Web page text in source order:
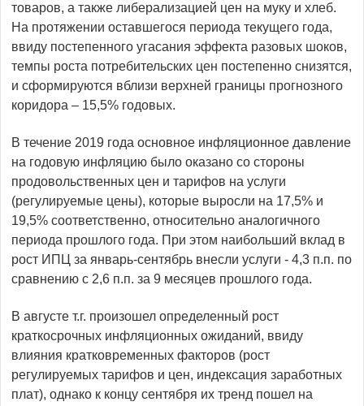
товаров, а также либерализацией цен на муку и хлеб.
На протяжении оставшегося периода текущего года,
ввиду постепенного угасания эффекта разовых шоков,
темпы роста потребительских цен постепенно снизятся,
и сформируются вблизи верхней границы прогнозного
коридора – 15,5% годовых.
В течение 2019 года основное инфляционное давление
на годовую инфляцию было оказано со стороны
продовольственных цен и тарифов на услуги
(регулируемые цены), которые выросли на 17,5% и
19,5% соответственно, относительно аналогичного
периода прошлого года. При этом наибольший вклад в
рост ИПЦ за январь-сентябрь внесли услуги - 4,3 п.п. по
сравнению с 2,6 п.п. за 9 месяцев прошлого года.
В августе т.г. произошел определенный рост
краткосрочных инфляционных ожиданий, ввиду
влияния кратковременных факторов (рост
регулируемых тарифов и цен, индексация заработных
плат), однако к концу сентября их тренд пошел на